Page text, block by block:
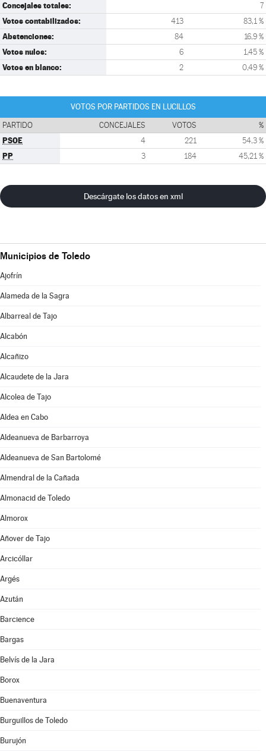
Concejales totales: 7
Votos contabilizados: 413 83,1 %
Abstenciones: 84 16,9 %
Votos nulos: 6 1,45 %
Votos en blanco: 2 0,49 %
VOTOS POR PARTIDOS EN LUCILLOS
PARTIDO CONCEJALES VOTOS %
PSOE 4 221 54,3 %
PP 3 184 45,21 %
Descárgate los datos en xml
Municipios de Toledo
Ajofrín
Alameda de la Sagra
Albarreal de Tajo
Alcabón
Alcañizo
Alcaudete de la Jara
Alcolea de Tajo
Aldea en Cabo
Aldeanueva de Barbarroya
Aldeanueva de San Bartolomé
Almendral de la Cañada
Almonacid de Toledo
Almorox
Añover de Tajo
Arcicóllar
Argés
Azután
Barcience
Bargas
Belvís de la Jara
Borox
Buenaventura
Burguillos de Toledo
Burujón